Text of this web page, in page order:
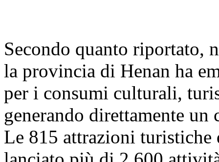
Secondo quanto riportato,
la provincia di Henan ha
per i consumi culturali,
generando direttamente
Le 815 attrazioni